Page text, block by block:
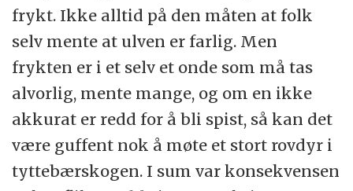
frykt. Ikke alltid på den måten at folk
selv mente at ulven er farlig. Men
frykten er i et selv et onde som må tas
alvorlig, mente mange, og om en ikke
akkurat er redd for å bli spist, så kan det
være guffent nok å møte et stort rovdyr i
tyttebærskogen. I sum var konsekvensen